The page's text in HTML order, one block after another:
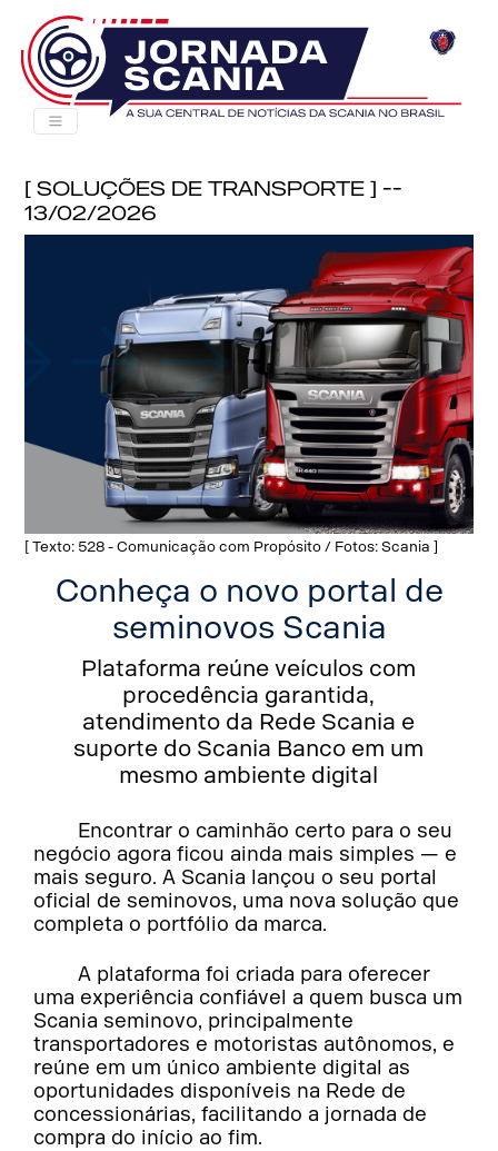
[ Soluções de Transporte ] --
13/02/2026
[ Texto: 528 - Comunicação com Propósito / Fotos: Scania ]
Conheça o novo portal de
seminovos Scania
Plataforma reúne veículos com
procedência garantida,
atendimento da Rede Scania e
suporte do Scania Banco em um
mesmo ambiente digital
Encontrar o caminhão certo para o seu
negócio agora ficou ainda mais simples — e
mais seguro. A Scania lançou o seu portal
oficial de seminovos, uma nova solução que
completa o portfólio da marca.
A plataforma foi criada para oferecer
uma experiência confiável a quem busca um
Scania seminovo, principalmente
transportadores e motoristas autônomos, e
reúne em um único ambiente digital as
oportunidades disponíveis na Rede de
concessionárias, facilitando a jornada de
compra do início ao fim.